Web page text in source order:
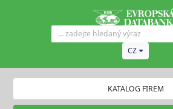
CZ
KATALOG FIREM